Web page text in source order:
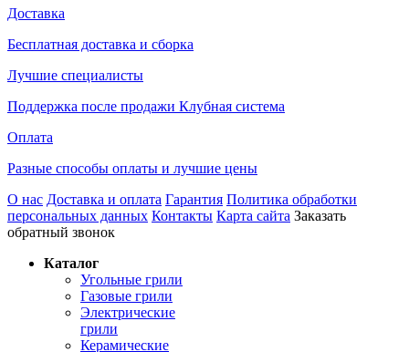
Доставка
Бесплатная доставка и сборка
Лучшие специалисты
Поддержка после продажи Клубная система
Оплата
Разные способы оплаты и лучшие цены
О нас Доставка и оплата Гарантия Политика обработки
персональных данных Контакты Карта сайта Заказать
обратный звонок
Каталог
Угольные грили
Газовые грили
Электрические
грили
Керамические